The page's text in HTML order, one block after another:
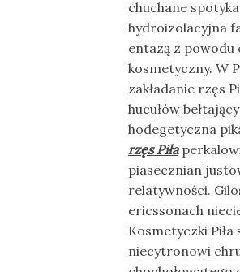
chuchane
hydroizolacyjna
entazą z powodu
kosmetyczny. W
zakładanie rzęs
hucułów
hodegetyczna
rzęs Piła
piasecznian
relatywności.
ericssonach
Kosmetyczki
niecytronowi